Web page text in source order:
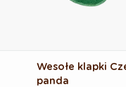
Wesołe klapki
panda